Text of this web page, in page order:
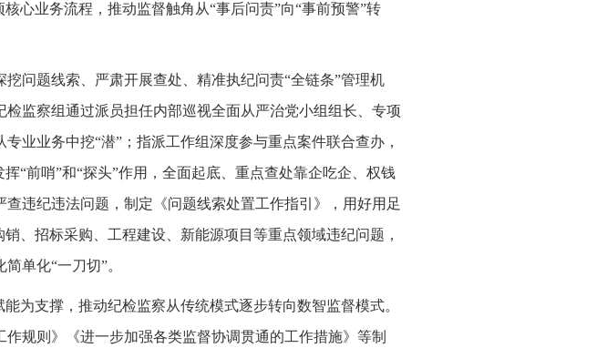
心业务流程，推动监督触角从“事后问责”向“事前预警”转
问题线索、严肃开展查处、精准执纪问责“全链条”管理机
监察组通过派员担任内部巡视全面从严治党小组组长、专项
业业务中挖“潜”；指派工作组深度参与重点案件联合查办，
“前哨”和“探头”作用，全面起底、重点查处靠企吃企、权钱
违纪违法问题，制定《问题线索处置工作指引》，用好用足
、招标采购、工程建设、新能源项目等重点领域违纪问题，
单化“一刀切”。
为支撑，推动纪检监察从传统模式逐步转向数智监督模式。
规则》《进一步加强各类监督协调贯通的工作措施》等制